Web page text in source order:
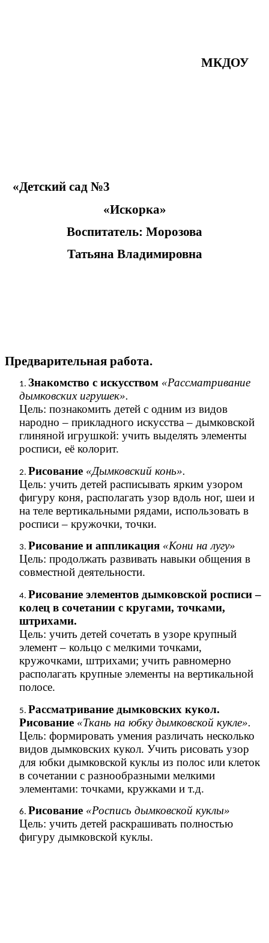
МКДОУ
«Детский сад №3
«Искорка»
Воспитатель: Морозова
Татьяна Владимировна
Предварительная работа.
Знакомство с искусством «Рассматривание
дымковских игрушек».
Цель: познакомить детей с одним из видов
народно – прикладного искусства – дымковской
глиняной игрушкой: учить выделять элементы
росписи, её колорит.
Рисование «Дымковский конь».
Цель: учить детей расписывать ярким узором
фигуру коня, располагать узор вдоль ног, шеи и
на теле вертикальными рядами, использовать в
росписи – кружочки, точки.
Рисование и аппликация «Кони на лугу»
Цель: продолжать развивать навыки общения в
совместной деятельности.
Рисование элементов дымковской росписи –
колец в сочетании с кругами, точками,
штрихами.
Цель: учить детей сочетать в узоре крупный
элемент – кольцо с мелкими точками,
кружочками, штрихами; учить равномерно
располагать крупные элементы на вертикальной
полосе.
Рассматривание дымковских кукол.
Рисование «Ткань на юбку дымковской кукле».
Цель: формировать умения различать несколько
видов дымковских кукол. Учить рисовать узор
для юбки дымковской куклы из полос или клеток
в сочетании с разнообразными мелкими
элементами: точками, кружками и т.д.
Рисование «Роспись дымковской куклы»
Цель: учить детей раскрашивать полностью
фигуру дымковской куклы.